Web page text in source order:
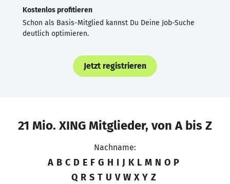
Kostenlos profitieren
Schon als Basis-Mitglied kannst Du Deine Job-Suche
deutlich optimieren.
Jetzt registrieren
21 Mio. XING Mitglieder, von A bis Z
Nachname:
A B C D E F G H I J K L M N O P
Q R S T U V W X Y Z